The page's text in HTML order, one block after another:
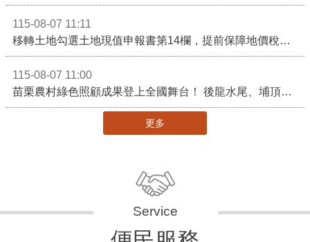
115-08-07 11:11
移轉土地勾選土地現值申報書第14欄，提前保障地價稅節稅權益
115-08-07 11:00
苗栗農村綠色照顧成果登上全國舞台！ 後龍水尾、埔頂社區前進2026高齡健康產業博覽會
更多